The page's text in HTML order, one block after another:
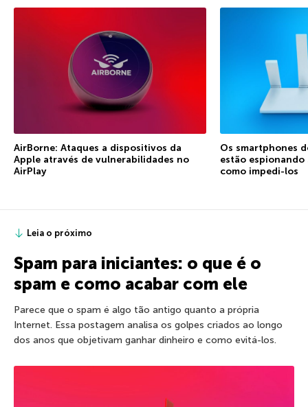
AirBorne: Ataques a dispositivos da
Apple através de vulnerabilidades no
AirPlay
Os smartphones
estão espionando
como impedi-los
Leia o próximo
Spam para iniciantes: o que é o
spam e como acabar com ele
Parece que o spam é algo tão antigo quanto a própria
Internet. Essa postagem analisa os golpes criados ao longo
dos anos que objetivam ganhar dinheiro e como evitá-los.